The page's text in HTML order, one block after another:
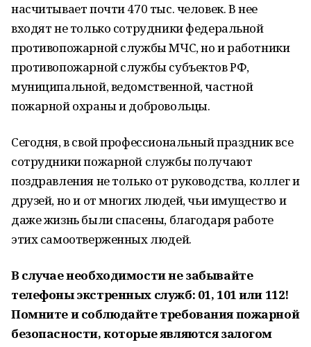
насчитывает почти 470 тыс. человек. В нее
входят не только сотрудники федеральной
противопожарной службы МЧС, но и работники
противопожарной службы субъектов РФ,
муниципальной, ведомственной, частной
пожарной охраны и добровольцы.
Сегодня, в свой профессиональный праздник все
сотрудники пожарной службы получают
поздравления не только от руководства, коллег и
друзей, но и от многих людей, чьи имущество и
даже жизнь были спасены, благодаря работе
этих самоотверженных людей.
В случае необходимости не забывайте
телефоны экстренных служб: 01, 101 или 112!
Помните и соблюдайте требования пожарной
безопасности, которые являются залогом